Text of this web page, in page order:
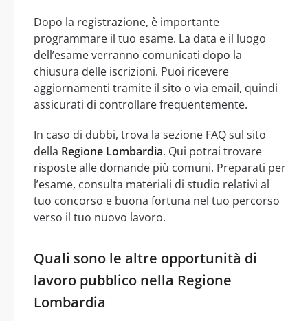
Dopo la registrazione, è importante
programmare il tuo esame. La data e il luogo
dell’esame verranno comunicati dopo la
chiusura delle iscrizioni. Puoi ricevere
aggiornamenti tramite il sito o via email, quindi
assicurati di controllare frequentemente.
In caso di dubbi, trova la sezione FAQ sul sito
della Regione Lombardia. Qui potrai trovare
risposte alle domande più comuni. Preparati per
l’esame, consulta materiali di studio relativi al
tuo concorso e buona fortuna nel tuo percorso
verso il tuo nuovo lavoro.
Quali sono le altre opportunità di
lavoro pubblico nella Regione
Lombardia